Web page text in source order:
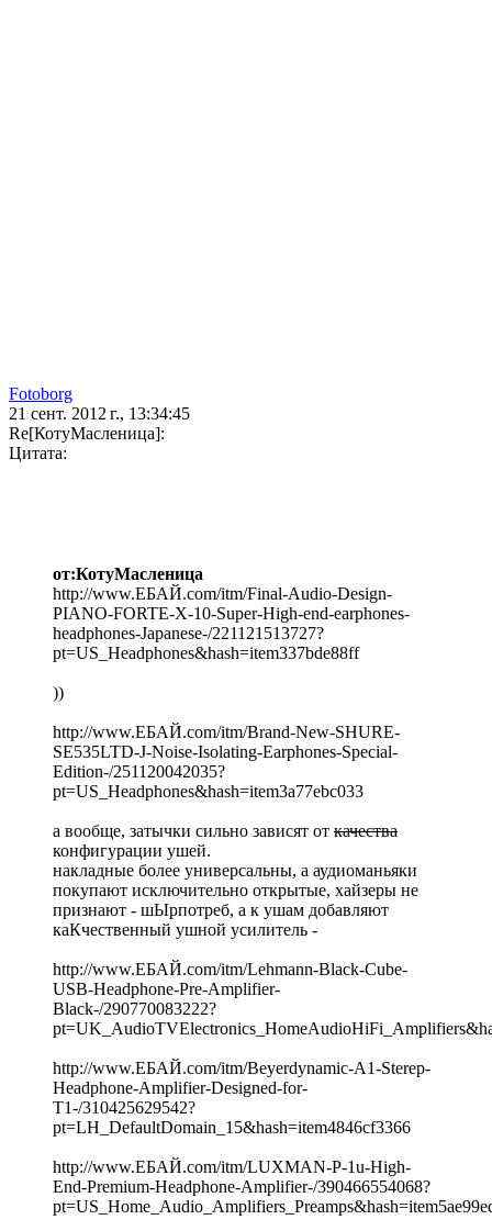
Fotoborg
21 сент. 2012 г., 13:34:45
Re[КотуМасленица]:
Цитата:
от:КотуМасленица
http://www.ЕБАЙ.com/itm/Final-Audio-Design-
PIANO-FORTE-X-10-Super-High-end-earphones-
headphones-Japanese-/221121513727?
pt=US_Headphones&hash=item337bde88ff
))
http://www.ЕБАЙ.com/itm/Brand-New-SHURE-
SE535LTD-J-Noise-Isolating-Earphones-Special-
Edition-/251120042035?
pt=US_Headphones&hash=item3a77ebc033
а вообще, затычки сильно зависят от качества
конфигурации ушей.
накладные более универсальны, а аудиоманьяки
покупают исключительно открытые, хайзеры не
признают - шЫрпотреб, а к ушам добавляют
каКчественный ушной усилитель -
http://www.ЕБАЙ.com/itm/Lehmann-Black-Cube-
USB-Headphone-Pre-Amplifier-
Black-/290770083222?
http://www.ЕБАЙ.com/itm/Beyerdynamic-A1-Sterep-
Headphone-Amplifier-Designed-for-
T1-/310425629542?
pt=LH_DefaultDomain_15&hash=item4846cf3366
http://www.ЕБАЙ.com/itm/LUXMAN-P-1u-High-
End-Premium-Headphone-Amplifier-/390466554068?